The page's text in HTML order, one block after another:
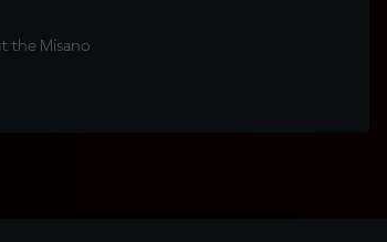
the Misano